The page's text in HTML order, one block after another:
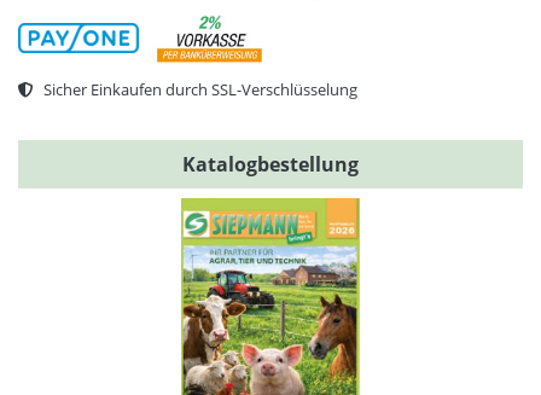
Sicher Einkaufen durch SSL-Verschlüsselung
Katalogbestellung